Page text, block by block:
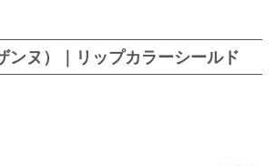
ンヌ）｜リップカラーシールド